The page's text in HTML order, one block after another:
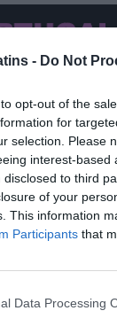
- Do Not
opt-out of the
for
selection. Please
interest-
disclosed to third
of your
This information
Participants that
Data Processing
são 4 os jogos
carimbaram o